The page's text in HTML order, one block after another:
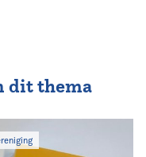
dit thema